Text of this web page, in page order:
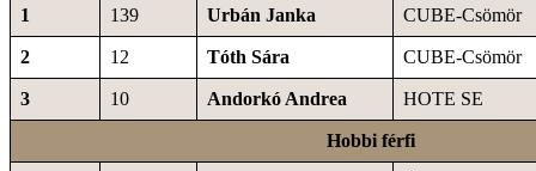
1 139 Urbán Janka CUBE-Csömör
2 12 Tóth Sára CUBE-Csömör
3 10 Andorkó Andrea HOTE SE
Hobbi férfi